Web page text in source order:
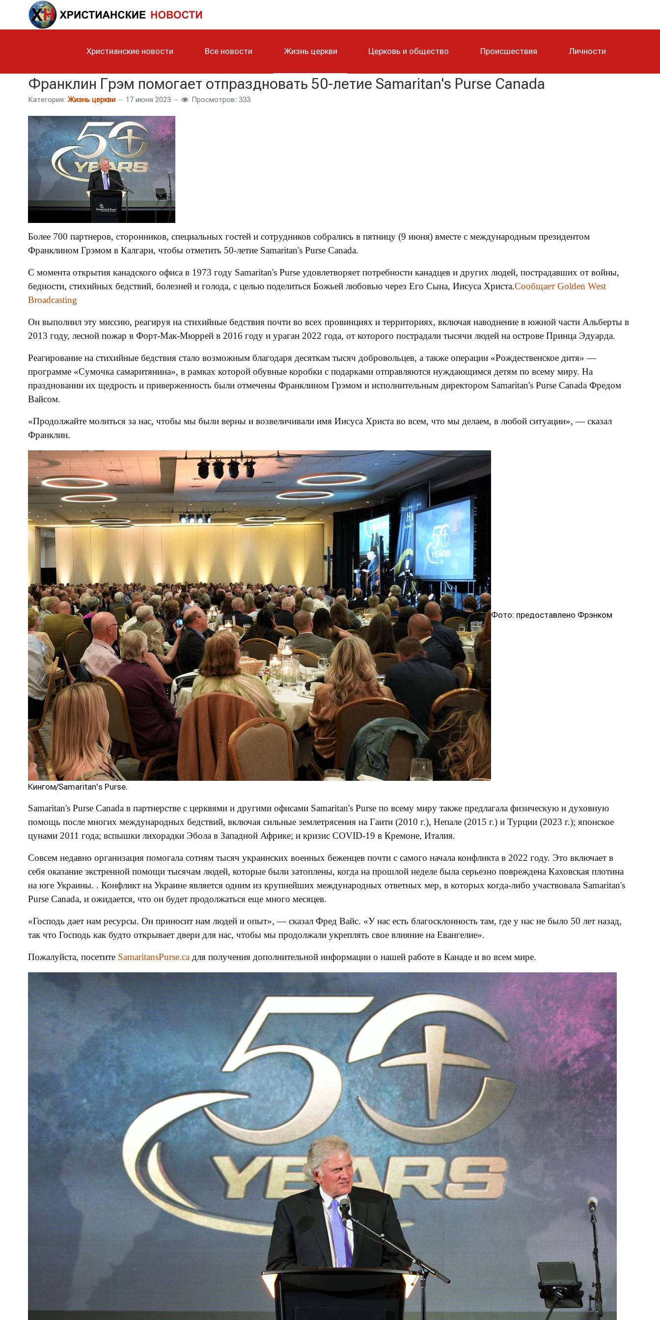
Христианские новости Все новости Жизнь церкви Церковь и общество Происшествия Личности
Франклин Грэм помогает отпраздновать 50-летие Samaritan's Purse Canada
Категория: Жизнь церкви 17 июня 2023 Просмотров: 333
Более 700 партнеров, сторонников, специальных гостей и сотрудников собрались в пятницу (9 июня) вместе с международным президентом
Франклином Грэмом в Калгари, чтобы отметить 50-летие Samaritan's Purse Canada.
С момента открытия канадского офиса в 1973 году Samaritan's Purse удовлетворяет потребности канадцев и других людей, пострадавших от войны,
бедности, стихийных бедствий, болезней и голода, с целью поделиться Божьей любовью через Его Сына, Иисуса Христа.Сообщает Golden West
Broadcasting
Он выполнил эту миссию, реагируя на стихийные бедствия почти во всех провинциях и территориях, включая наводнение в южной части Альберты в
2013 году, лесной пожар в Форт-Мак-Мюррей в 2016 году и ураган 2022 года, от которого пострадали тысячи людей на острове Принца Эдуарда.
Реагирование на стихийные бедствия стало возможным благодаря десяткам тысяч добровольцев, а также операции «Рождественское дитя» —
программе «Сумочка самаритянина», в рамках которой обувные коробки с подарками отправляются нуждающимся детям по всему миру. На
праздновании их щедрость и приверженность были отмечены Франклином Грэмом и исполнительным директором Samaritan's Purse Canada Фредом
Вайсом.
«Продолжайте молиться за нас, чтобы мы были верны и возвеличивали имя Иисуса Христа во всем, что мы делаем, в любой ситуации», — сказал
Франклин.
Фото: предоставлено Фрэнком
Кингом/Samaritan's Purse.
Samaritan's Purse Canada в партнерстве с церквями и другими офисами Samaritan's Purse по всему миру также предлагала физическую и духовную
помощь после многих международных бедствий, включая сильные землетрясения на Гаити (2010 г.), Непале (2015 г.) и Турции (2023 г.); японское
цунами 2011 года; вспышки лихорадки Эбола в Западной Африке; и кризис COVID-19 в Кремоне, Италия.
Совсем недавно организация помогала сотням тысяч украинских военных беженцев почти с самого начала конфликта в 2022 году. Это включает в
себя оказание экстренной помощи тысячам людей, которые были затоплены, когда на прошлой неделе была серьезно повреждена Каховская плотина
на юге Украины. . Конфликт на Украине является одним из крупнейших международных ответных мер, в которых когда-либо участвовала Samaritan's
Purse Canada, и ожидается, что он будет продолжаться еще много месяцев.
«Господь дает нам ресурсы. Он приносит нам людей и опыт», — сказал Фред Вайс. «У нас есть благосклонность там, где у нас не было 50 лет назад,
так что Господь как будто открывает двери для нас, чтобы мы продолжали укреплять свое влияние на Евангелие».
Пожалуйста, посетите SamaritansPurse.ca для получения дополнительной информации о нашей работе в Канаде и во всем мире.